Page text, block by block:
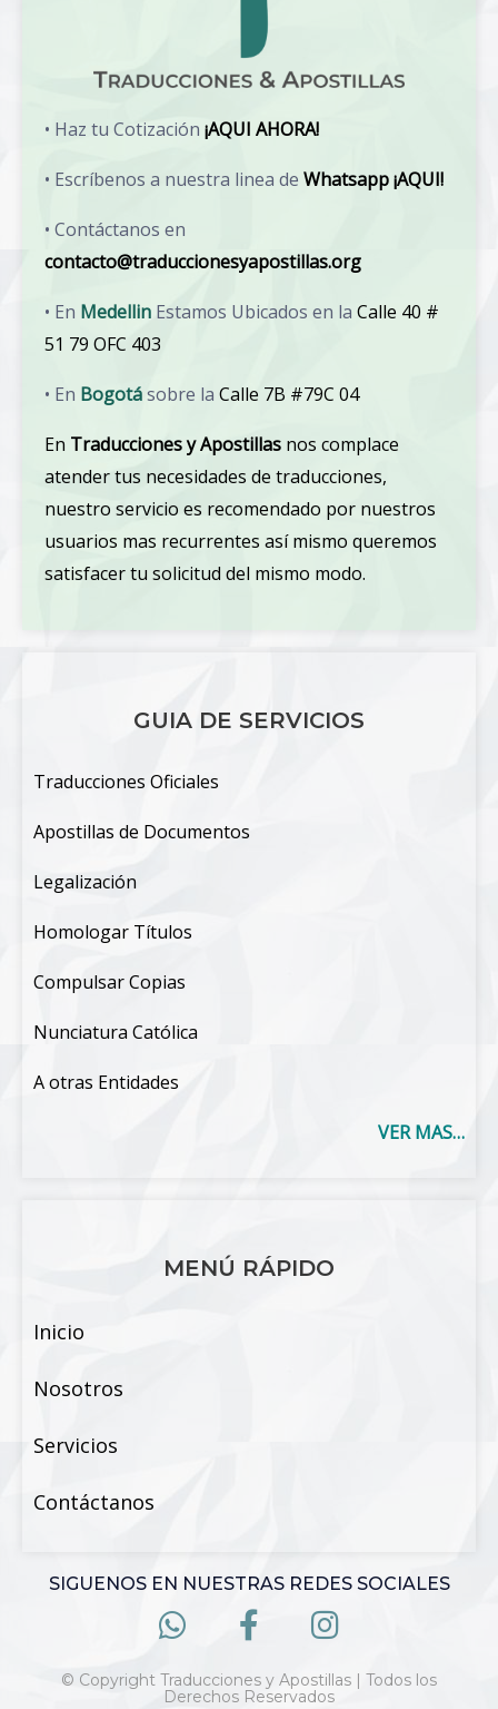
• Haz tu Cotización ¡AQUI AHORA!
• Escríbenos a nuestra linea de Whatsapp ¡AQUI!
• Contáctanos en
contacto@traduccionesyapostillas.org
• En Medellin Estamos Ubicados en la Calle 40 #
51 79 OFC 403
• En Bogotásobre la Calle 7B #79C 04
En Traducciones y Apostillas nos complace
atender tus necesidades de traducciones,
nuestro servicio es recomendado por nuestros
usuarios mas recurrentes así mismo queremos
satisfacer tu solicitud del mismo modo.
GUIA DE SERVICIOS
Traducciones Oficiales
Apostillas de Documentos
Legalización
Homologar Títulos
Compulsar Copias
Nunciatura Católica
A otras Entidades
VER MAS…
MENÚ RÁPIDO
Inicio
Nosotros
Servicios
Contáctanos
SIGUENOS EN NUESTRAS REDES SOCIALES
© Copyright Traducciones y Apostillas | Todos los
Derechos Reservados